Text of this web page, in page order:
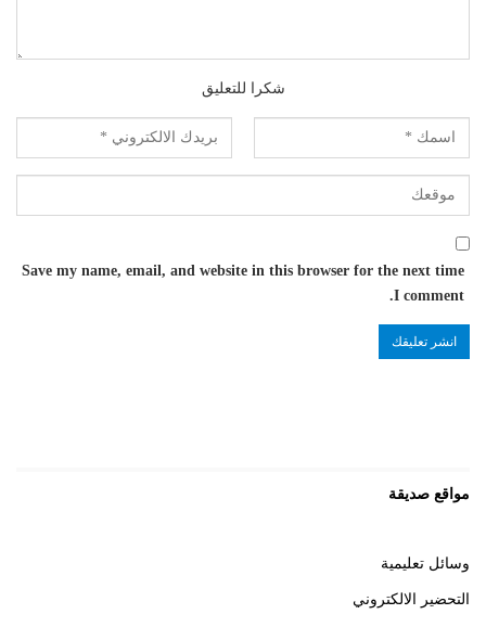
شكرا للتعليق
Save my name, email, and website in this browser for the next time
I comment.
مواقع صديقة
وسائل تعليمية
التحضير الالكتروني